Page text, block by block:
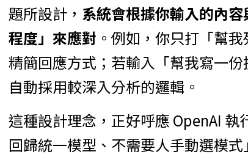
題所設計， 系統會根據你輸入的內
程度」來應對 。例如，你只打「幫
精簡回應方式；若輸入「幫我寫一
自動採用較深入分析的邏輯。
這種設計理念，正好呼應 OpenAI
回歸統一模型、不需要人手動選模